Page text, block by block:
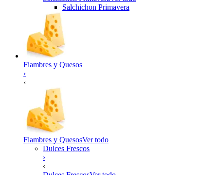
Salchichon Primavera
Fiambres y Quesos
›
‹
Fiambres y QuesosVer todo
Dulces Frescos
›
‹